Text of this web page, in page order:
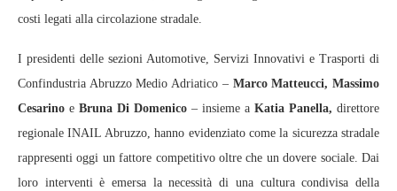
costi legati alla circolazione stradale.
I presidenti delle sezioni Automotive, Servizi Innovativi e Trasporti di
Confindustria Abruzzo Medio Adriatico – Marco Matteucci, Massimo
Cesarino e Bruna Di Domenico – insieme a Katia Panella, direttore
regionale INAIL Abruzzo, hanno evidenziato come la sicurezza stradale
rappresenti oggi un fattore competitivo oltre che un dovere sociale. Dai
loro interventi è emersa la necessità di una cultura condivisa della